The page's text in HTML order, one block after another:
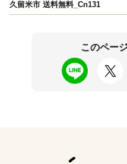
久留米市 送料無料_Cn131
このペー